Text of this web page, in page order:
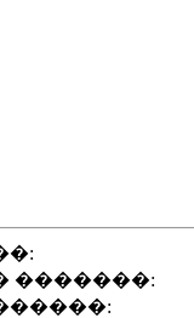
�������: